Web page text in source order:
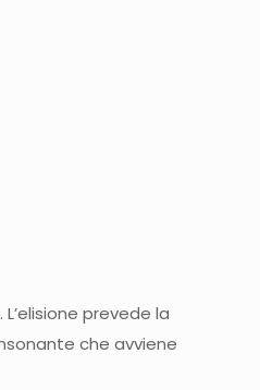
prevede la
che avviene